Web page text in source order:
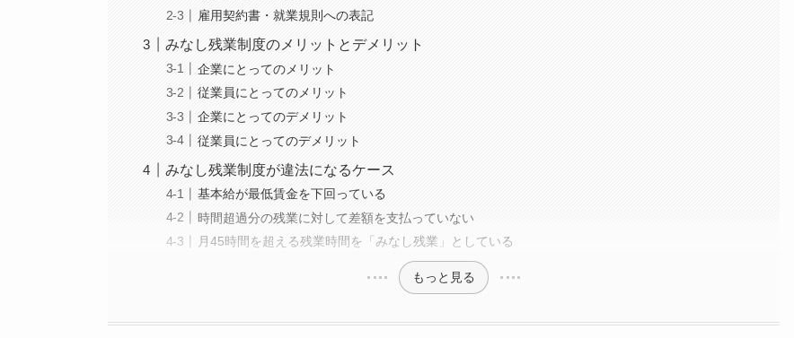
雇用契約書・就業規則への表記
みなし残業制度のメリットとデメリット
企業にとってのメリット
従業員にとってのメリット
企業にとってのデメリット
従業員にとってのデメリット
みなし残業制度が違法になるケース
基本給が最低賃金を下回っている
時間超過分の残業に対して差額を支払っていない
月45時間を超える残業時間を「みなし残業」としている
もっと見る